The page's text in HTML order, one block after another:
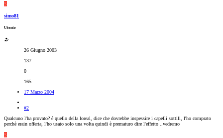
S
simo81
Utente
26 Giugno 2003
137
0
165
17 Marzo 2004
#2
Qualcuno l'ha provato? è quello della loreal, dice che dovrebbe inspessire i capelli sottili, l'ho comprato
perchè erain offerta, l'ho usato solo una volta quindi è prematuro dire l'effetto ..vedremo
S